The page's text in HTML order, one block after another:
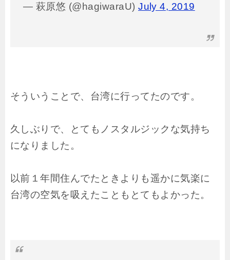
— 萩原悠 (@hagiwaraU)July 4, 2019
そういうことで、台湾に行ってたのです。
久しぶりで、とてもノスタルジックな気持ち
になりました。
以前１年間住んでたときよりも遥かに気楽に
台湾の空気を吸えたこともとてもよかった。